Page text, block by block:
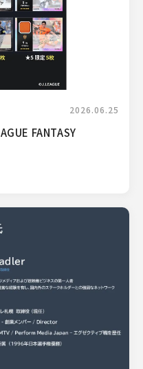
2026.06.25
FANTASY